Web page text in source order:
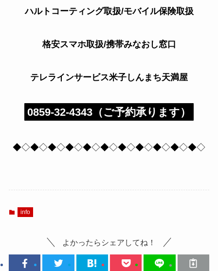
ハルトコーティング取扱/モバイル保険取扱
格安スマホ取扱/携帯みなおし窓口
テレラインサービス米子しんまち天満屋
0859-32-4343（ご予約承ります）
◆◇◆◇◆◇◆◇◆◇◆◇◆◇◆◇◆◇◆◇◆◇
info
よかったらシェアしてね！